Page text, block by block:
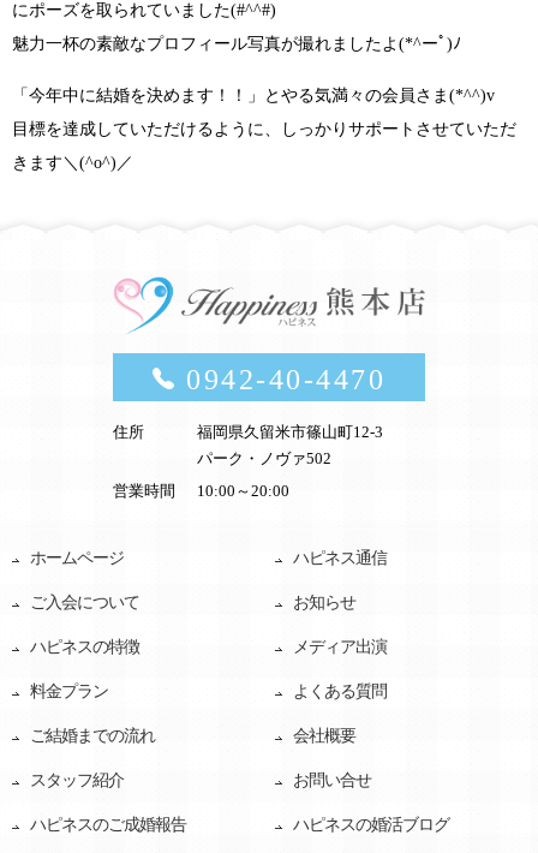
にポーズを取られていました(#^^#)
魅力一杯の素敵なプロフィール写真が撮れましたよ (*^ーﾟ)ﾉ
「今年中に結婚を決めます！！」 とやる気満々の会員さま (*^^)v
目標を達成していただけるように、しっかりサポートさせていただ
きます＼(^o^)／
0942-40-4470
住所
福岡県久留米市篠山町12-3
パーク・ノヴァ502
営業時間
10:00～20:00
ホームページ
ご入会について
ハピネスの特徴
料金プラン
ご結婚までの流れ
スタッフ紹介
ハピネスのご成婚報告
ハピネス通信
お知らせ
メディア出演
よくある質問
会社概要
お問い合せ
ハピネスの婚活ブログ